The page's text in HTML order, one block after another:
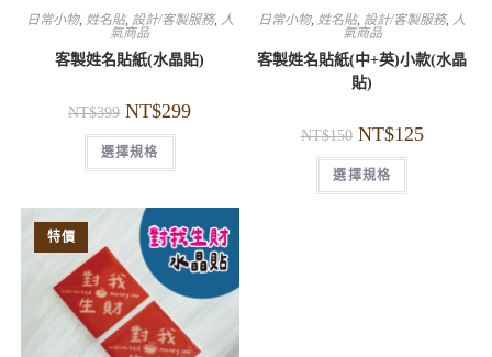
日常小物, 姓名貼, 設計/客製服務, 人
氣商品
客製姓名貼紙(水晶貼)
NT$399 NT$299
選擇規格
日常小物, 姓名貼, 設計/客製服務, 人
氣商品
客製姓名貼紙(中+英)小款(水晶
貼)
NT$150 NT$125
選擇規格
特價